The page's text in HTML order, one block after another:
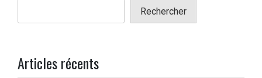
Rechercher
Articles récents